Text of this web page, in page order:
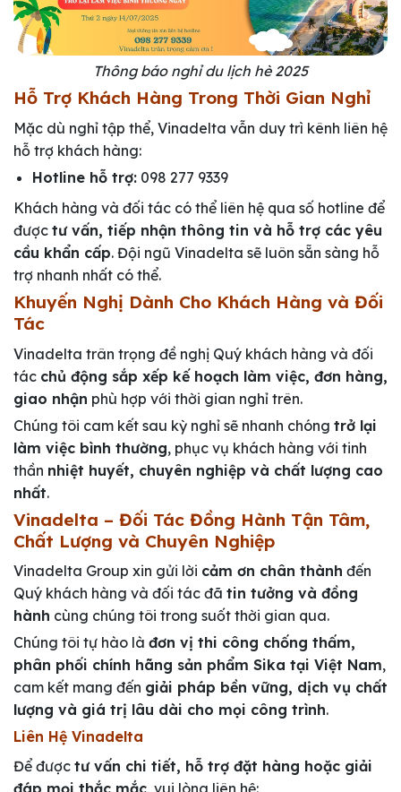
Thông báo nghỉ du lịch hè 2025
Hỗ Trợ Khách Hàng Trong Thời Gian Nghỉ
Mặc dù nghỉ tập thể, Vinadelta vẫn duy trì kênh liên hệ
hỗ trợ khách hàng:
Hotline hỗ trợ:098 277 9339
Khách hàng và đối tác có thể liên hệ qua số hotline để
được tư vấn, tiếp nhận thông tin và hỗ trợ các yêu
cầu khẩn cấp. Đội ngũ Vinadelta sẽ luôn sẵn sàng hỗ
trợ nhanh nhất có thể.
Khuyến Nghị Dành Cho Khách Hàng và Đối
Tác
Vinadelta trân trọng đề nghị Quý khách hàng và đối
tác chủ động sắp xếp kế hoạch làm việc, đơn hàng,
giao nhận phù hợp với thời gian nghỉ trên.
Chúng tôi cam kết sau kỳ nghỉ sẽ nhanh chóng trở lại
làm việc bình thường, phục vụ khách hàng với tinh
thần nhiệt huyết, chuyên nghiệp và chất lượng cao
nhất.
Vinadelta – Đối Tác Đồng Hành Tận Tâm,
Chất Lượng và Chuyên Nghiệp
Vinadelta Group xin gửi lời cảm ơn chân thành đến
Quý khách hàng và đối tác đã tin tưởng và đồng
hành cùng chúng tôi trong suốt thời gian qua.
Chúng tôi tự hào là đơn vị thi công chống thấm,
phân phối chính hãng sản phẩm Sika tại Việt Nam,
cam kết mang đến giải pháp bền vững, dịch vụ chất
lượng và giá trị lâu dài cho mọi công trình.
Liên Hệ Vinadelta
Để được tư vấn chi tiết, hỗ trợ đặt hàng hoặc giải